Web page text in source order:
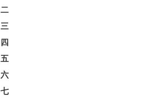
二
三
四
五
六
七